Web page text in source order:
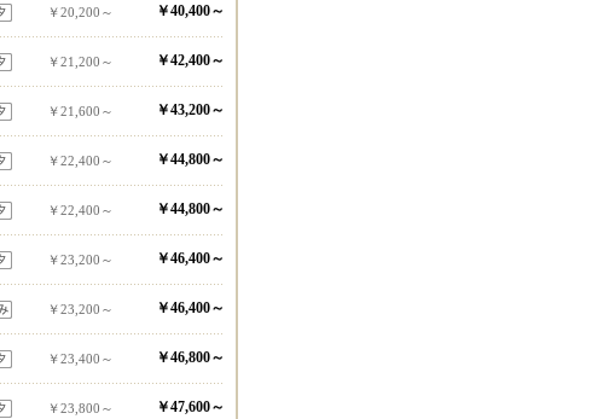
￥20,200～ ￥40,400～
￥21,200～ ￥42,400～
￥21,600～ ￥43,200～
￥22,400～ ￥44,800～
￥22,400～ ￥44,800～
￥23,200～ ￥46,400～
￥23,200～ ￥46,400～
￥23,400～ ￥46,800～
￥23,800～ ￥47,600～